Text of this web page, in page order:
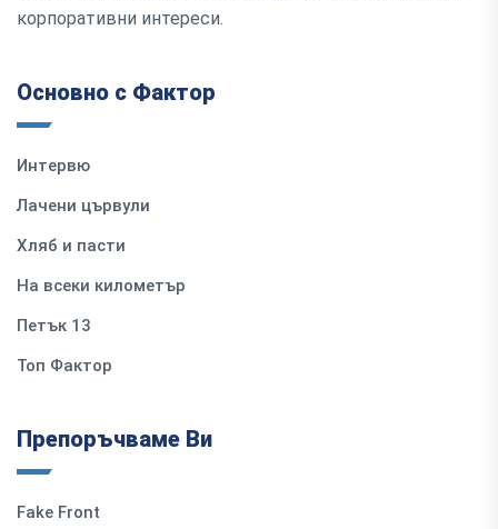
корпоративни интереси.
Основно с Фактор
Интервю
Лачени цървули
Хляб и пасти
На всеки километър
Петък 13
Топ Фактор
Препоръчваме Ви
Fake Front